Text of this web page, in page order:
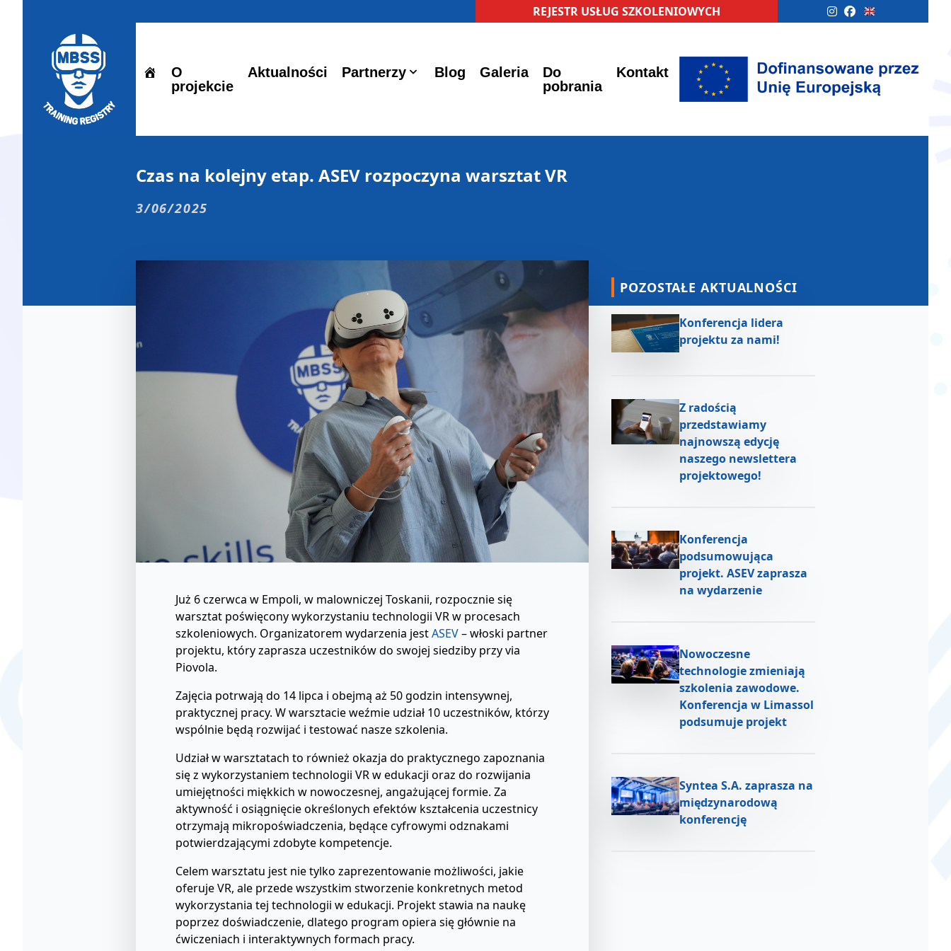
REJESTR USŁUG SZKOLENIOWYCH
O
projekcie
Aktualności Partnerzy Blog Galeria
Do
pobrania
Kontakt
Czas na kolejny etap. ASEV rozpoczyna warsztat VR
3/06/2025
Już 6 czerwca w Empoli, w malowniczej Toskanii, rozpocznie się
warsztat poświęcony wykorzystaniu technologii VR w procesach
szkoleniowych. Organizatorem wydarzenia jestASEV– włoski partner
projektu, który zaprasza uczestników do swojej siedziby przy via
Piovola.
Zajęcia potrwają do 14 lipca i obejmą aż 50 godzin intensywnej,
praktycznej pracy. W warsztacie weźmie udział 10 uczestników, którzy
wspólnie będą rozwijać i testować nasze szkolenia.
Udział w warsztatach to również okazja do praktycznego zapoznania
się z wykorzystaniem technologii VR w edukacji oraz do rozwijania
umiejętności miękkich w nowoczesnej, angażującej formie. Za
aktywność i osiągnięcie określonych efektów kształcenia uczestnicy
otrzymają mikropoświadczenia, będące cyfrowymi odznakami
potwierdzającymi zdobyte kompetencje.
Celem warsztatu jest nie tylko zaprezentowanie możliwości, jakie
oferuje VR, ale przede wszystkim stworzenie konkretnych metod
wykorzystania tej technologii w edukacji. Projekt stawia na naukę
poprzez doświadczenie, dlatego program opiera się głównie na
ćwiczeniach i interaktywnych formach pracy.
POZOSTAŁE AKTUALNOŚCI
Konferencja lidera
projektu za nami!
Z radością
przedstawiamy
najnowszą edycję
naszego newslettera
projektowego!
Konferencja
podsumowująca
projekt. ASEV zaprasza
na wydarzenie
Nowoczesne
technologie zmieniają
szkolenia zawodowe.
Konferencja w Limassol
podsumuje projekt
Syntea S.A. zaprasza na
międzynarodową
konferencję